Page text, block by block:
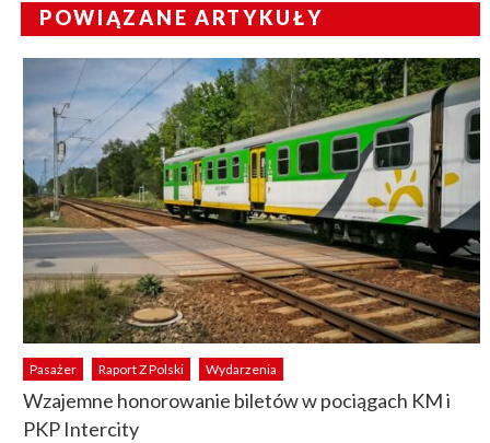
POWIĄZANE ARTYKUŁY
Pasażer Raport Z Polski Wydarzenia
Wzajemne honorowanie biletów w pociągach KM i
PKP Intercity